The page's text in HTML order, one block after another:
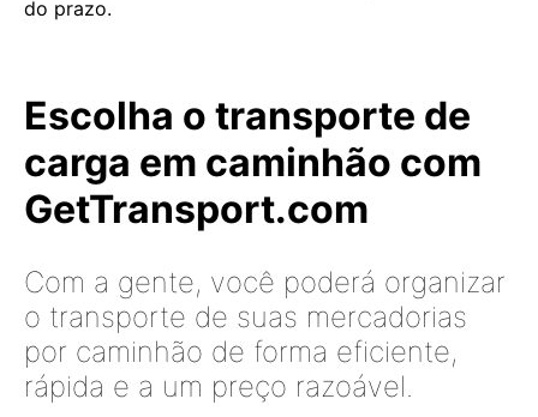
do prazo.
Escolha o transporte de
carga em caminhão com
GetTransport.com
Com a gente, você poderá organizar
o transporte de suas mercadorias
por caminhão de forma eficiente,
rápida e a um preço razoável.